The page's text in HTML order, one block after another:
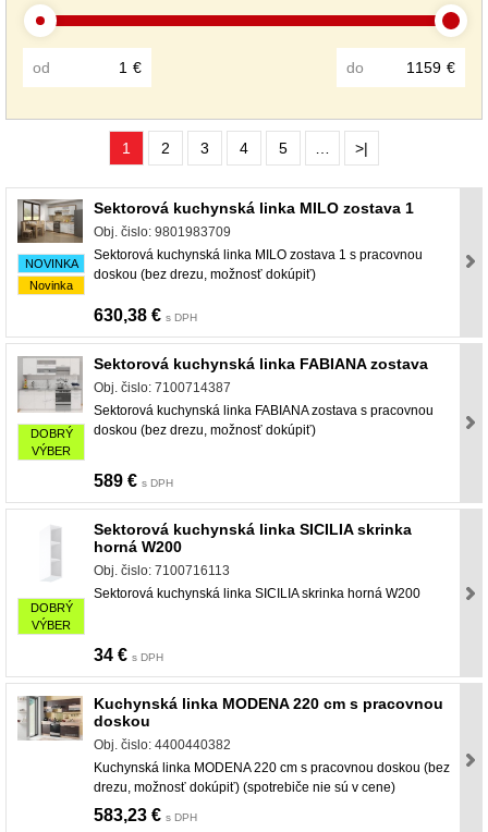
od € do €
1 2 3 4 5 >|
NOVINKA
Novinka
Sektorová kuchynská linka MILO zostava 1
Obj. čislo: 9801983709
Sektorová kuchynská linka MILO zostava 1 s pracovnou
doskou (bez drezu, možnosť dokúpiť)
630,38 € s DPH
DOBRÝ
VÝBER
Sektorová kuchynská linka FABIANA zostava
Obj. čislo: 7100714387
Sektorová kuchynská linka FABIANA zostava s pracovnou
doskou (bez drezu, možnosť dokúpiť)
589 € s DPH
DOBRÝ
VÝBER
Sektorová kuchynská linka SICILIA skrinka
horná W200
Obj. čislo: 7100716113
Sektorová kuchynská linka SICILIA skrinka horná W200
34 € s DPH
Kuchynská linka MODENA 220 cm s pracovnou
doskou
Obj. čislo: 4400440382
Kuchynská linka MODENA 220 cm s pracovnou doskou (bez
drezu, možnosť dokúpiť) (spotrebiče nie sú v cene)
583,23 € s DPH